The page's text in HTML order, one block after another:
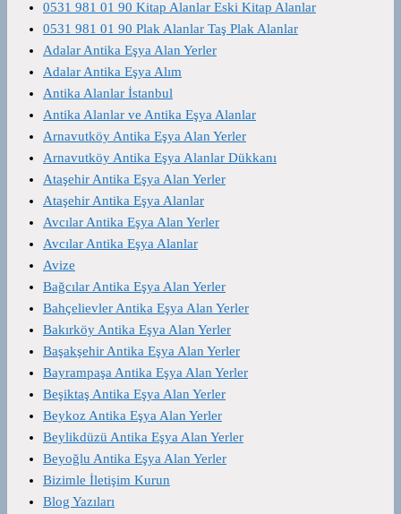
0531 981 01 90 Kitap Alanlar Eski Kitap Alanlar
0531 981 01 90 Plak Alanlar Taş Plak Alanlar
Adalar Antika Eşya Alan Yerler
Adalar Antika Eşya Alım
Antika Alanlar İstanbul
Antika Alanlar ve Antika Eşya Alanlar
Arnavutköy Antika Eşya Alan Yerler
Arnavutköy Antika Eşya Alanlar Dükkanı
Ataşehir Antika Eşya Alan Yerler
Ataşehir Antika Eşya Alanlar
Avcılar Antika Eşya Alan Yerler
Avcılar Antika Eşya Alanlar
Avize
Bağcılar Antika Eşya Alan Yerler
Bahçelievler Antika Eşya Alan Yerler
Bakırköy Antika Eşya Alan Yerler
Başakşehir Antika Eşya Alan Yerler
Bayrampaşa Antika Eşya Alan Yerler
Beşiktaş Antika Eşya Alan Yerler
Beykoz Antika Eşya Alan Yerler
Beylikdüzü Antika Eşya Alan Yerler
Beyoğlu Antika Eşya Alan Yerler
Bizimle İletişim Kurun
Blog Yazıları